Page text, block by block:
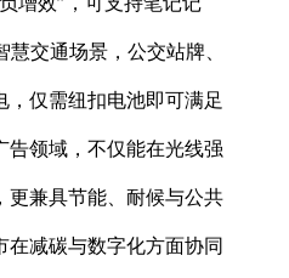
交通场景，公交站牌、
，仅需纽扣电池即可满足
告领域，不仅能在光线强
更兼具节能、耐候与公共
减碳与数字化方面协同